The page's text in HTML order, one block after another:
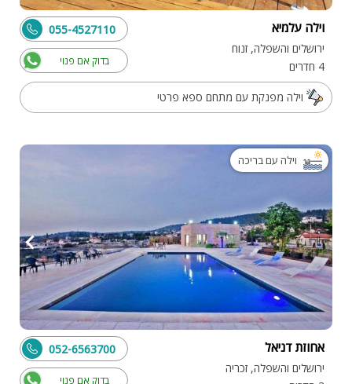
וילה עלמיא
ירושלים והשפלה, זנוח
4 חדרים
בדוק אם פנוי
055-4527110
וילה מפנקת עם מתחם ספא פרטי
וילה עם בריכה
אחוזת דניאל
ירושלים והשפלה, זכריה
בדוק אם פנוי
052-6563700